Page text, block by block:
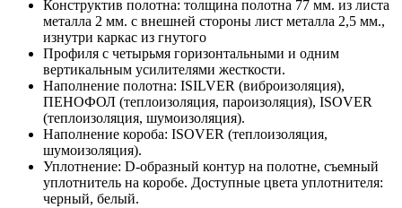
Конструктив полотна: толщина полотна 77 мм. из листа
металла 2 мм. с внешней стороны лист металла 2,5 мм.,
изнутри каркас из гнутого
Профиля с четырьмя горизонтальными и одним
вертикальным усилителями жесткости.
Наполнение полотна: ISILVER (виброизоляция),
ПЕНОФОЛ (теплоизоляция, пароизоляция), ISOVER
(теплоизоляция, шумоизоляция).
Наполнение короба: ISOVER (теплоизоляция,
шумоизоляция).
Уплотнение: D-образный контур на полотне, съемный
уплотнитель на коробе. Доступные цвета уплотнителя:
черный, белый.